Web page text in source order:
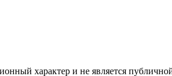
характер и не является